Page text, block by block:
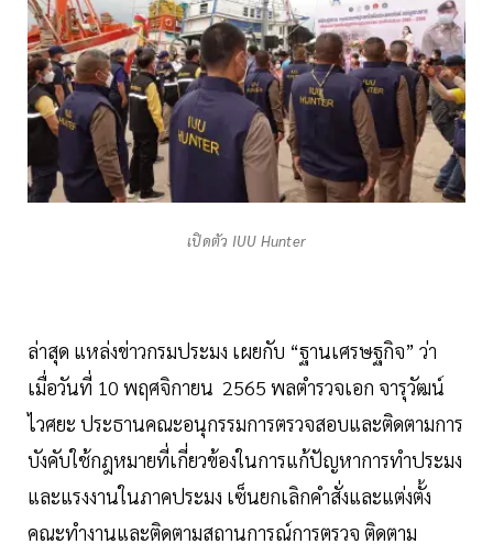
เปิดตัว IUU Hunter
ล่าสุด แหล่งข่าวกรมประมง เผยกับ “ฐานเศรษฐกิจ” ว่า
เมื่อวันที่ 10 พฤศจิกายน 2565 พลตำรวจเอก จารุวัฒน์
ไวศยะ ประธานคณะอนุกรรมการตรวจสอบและติดตามการ
บังคับใช้กฎหมายที่เกี่ยวข้องในการแก้ปัญหาการทำประมง
และแรงงานในภาคประมง เซ็นยกเลิกคำสั่งและแต่งตั้ง
คณะทำงานและติดตามสถานการณ์การตรวจ ติดตาม